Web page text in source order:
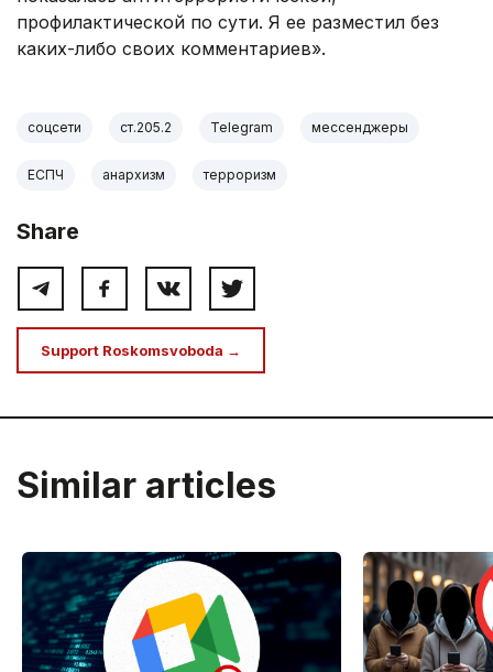
профилактической по сути. Я ее разместил без
каких-либо своих комментариев».
соцсети ст.205.2 Telegram мессенджеры
ЕСПЧ анархизм терроризм
Share
Support Roskomsvoboda →
Similar articles